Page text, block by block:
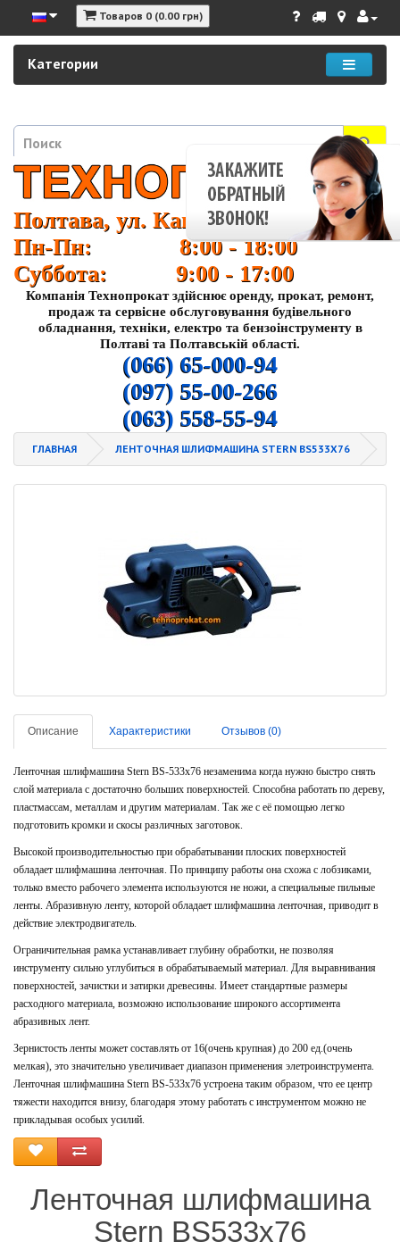
Товаров 0 (0.00 грн)
Категории
Полтава, ул. Кагамлыка 37
Пн-Пн: 8:00 - 18:00
Суббота: 9:00 - 17:00
Компанія Технопрокат здійснює оренду, прокат, ремонт,
продаж та сервісне обслуговування будівельного
обладнання, техніки, електро та бензоінструменту в
Полтаві та Полтавській області.
(066) 65-000-94
(097) 55-00-266
(063) 558-55-94
ГЛАВНАЯ ЛЕНТОЧНАЯ ШЛИФМАШИНА STERN BS533Х76
Описание Характеристики Отзывов (0)
Ленточная шлифмашина Stern BS-533x76 незаменима когда нужно быстро снять
слой материала с достаточно больших поверхностей. Способна работать по дереву,
пластмассам, металлам и другим материалам. Так же с её помощью легко
подготовить кромки и скосы различных заготовок.
Высокой производительностью при обрабатывании плоских поверхностей
обладает шлифмашина ленточная. По принципу работы она схожа с лобзиками,
только вместо рабочего элемента используются не ножи, а специальные пильные
ленты. Абразивную ленту, которой обладает шлифмашина ленточная, приводит в
действие электродвигатель.
Ограничительная рамка устанавливает глубину обработки, не позволяя
инструменту сильно углубиться в обрабатываемый материал. Для выравнивания
поверхностей, зачистки и затирки древесины. Имеет стандартные размеры
расходного материала, возможно использование широкого ассортимента
абразивных лент.
Зернистость ленты может составлять от 16(очень крупная) до 200 ед.(очень
мелкая), это значительно увеличивает диапазон применения элетроинструмента.
Ленточная шлифмашина Stern BS-533x76 устроена таким образом, что ее центр
тяжести находится внизу, благодаря этому работать с инструментом можно не
прикладывая особых усилий.
Ленточная шлифмашина
Stern BS533х76